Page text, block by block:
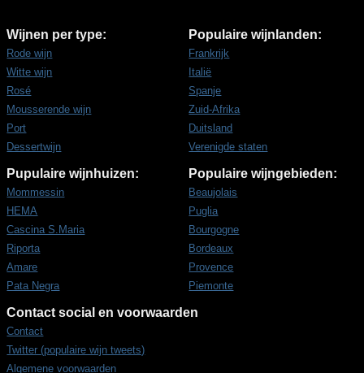
Wijnen per type:
Rode wijn
Witte wijn
Rosé
Mousserende wijn
Port
Dessertwijn
Populaire wijnlanden:
Frankrijk
Italië
Spanje
Zuid-Afrika
Duitsland
Verenigde staten
Pupulaire wijnhuizen:
Mommessin
HEMA
Cascina S.Maria
Riporta
Amare
Pata Negra
Populaire wijngebieden:
Beaujolais
Puglia
Bourgogne
Bordeaux
Provence
Piemonte
Contact social en voorwaarden
Contact
Twitter (populaire wijn tweets)
Algemene voorwaarden